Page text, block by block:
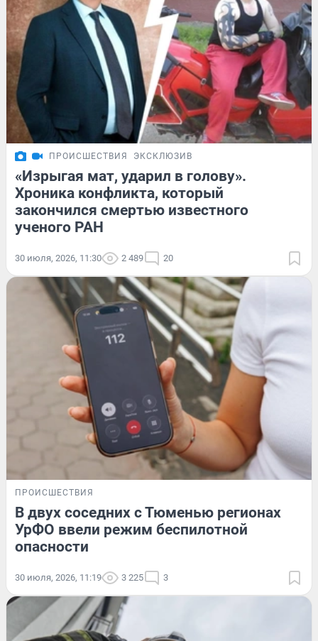
ПРОИСШЕСТВИЯ ЭКСКЛЮЗИВ
«Изрыгая мат, ударил в голову».
Хроника конфликта, который
закончился смертью известного
ученого РАН
30 июля, 2026, 11:30 2 489 20
ПРОИСШЕСТВИЯ
В двух соседних с Тюменью регионах
УрФО ввели режим беспилотной
опасности
30 июля, 2026, 11:19 3 225 3